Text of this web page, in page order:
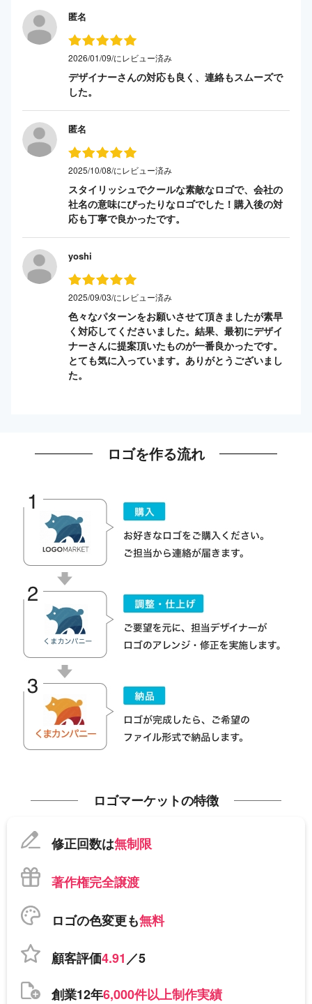
匿名
2026/01/09/にレビュー済み
デザイナーさんの対応も良く、連絡もスムーズで
した。
匿名
2025/10/08/にレビュー済み
スタイリッシュでクールな素敵なロゴで、会社の
社名の意味にぴったりなロゴでした！購入後の対
応も丁寧で良かったです。
yoshi
2025/09/03/にレビュー済み
色々なパターンをお願いさせて頂きましたが素早
く対応してくださいました。結果、最初にデザイ
ナーさんに提案頂いたものが一番良かったです。
とても気に入っています。ありがとうございまし
た。
ロゴを作る流れ
ロゴマーケットの特徴
修正回数は無制限
著作権完全譲渡
ロゴの色変更も無料
顧客評価4.91／5
創業12年6,000件以上制作実績